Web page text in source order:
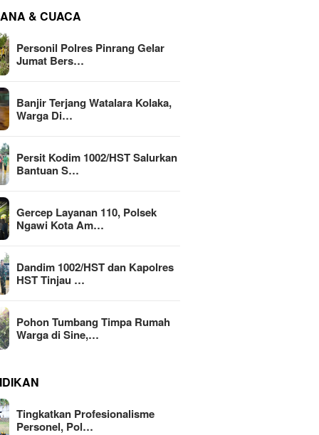
& CUACA
Personil Polres Pinrang Gelar
Jumat Bers…
Banjir Terjang Watalara Kolaka,
Warga Di…
Persit Kodim 1002/HST Salurkan
Bantuan S…
Gercep Layanan 110, Polsek
Ngawi Kota Am…
Dandim 1002/HST dan Kapolres
HST Tinjau …
Pohon Tumbang Timpa Rumah
Warga di Sine,…
Tingkatkan Profesionalisme
Personel, Pol…